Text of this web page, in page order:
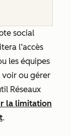
social
l’accès
les équipes
voir ou gérer
Réseaux
la limitation
.